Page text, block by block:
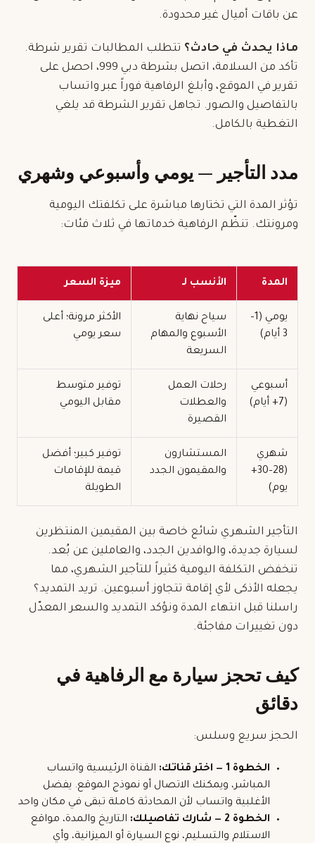
عن باقات أميال غير محدودة.
ماذا يحدث في حادث؟ تتطلب المطالبات تقرير شرطة.
تأكد من السلامة، اتصل بشرطة دبي 999، احصل على
تقرير في الموقع، وأبلغ الرفاهية فوراً عبر واتساب
بالتفاصيل والصور. تجاهل تقرير الشرطة قد يلغي
التغطية بالكامل.
مدد التأجير — يومي وأسبوعي وشهري
تؤثر المدة التي تختارها مباشرة على تكلفتك اليومية
ومرونتك. تنظّم الرفاهية خدماتها في ثلاث فئات:
المدة الأنسب لـ ميزة السعر
يومي (1–
3 أيام)
سياح نهاية
الأسبوع والمهام
السريعة
الأكثر مرونة؛ أعلى
سعر يومي
أسبوعي
(7+ أيام)
رحلات العمل
والعطلات
القصيرة
توفير متوسط
مقابل اليومي
شهري
(28–30+
يوم)
المستشارون
والمقيمون الجدد
توفير كبير؛ أفضل
قيمة للإقامات
الطويلة
التأجير الشهري شائع خاصة بين المقيمين المنتظرين
لسيارة جديدة، والوافدين الجدد، والعاملين عن بُعد.
تنخفض التكلفة اليومية كثيراً للتأجير الشهري، مما
يجعله الأذكى لأي إقامة تتجاوز أسبوعين. تريد التمديد؟
راسلنا قبل انتهاء المدة ونؤكد التمديد والسعر المعدّل
دون تغييرات مفاجئة.
كيف تحجز سيارة مع الرفاهية في
دقائق
الحجز سريع وسلس:
الخطوة 1 — اختر قناتك:
القناة الرئيسية واتساب
المباشر، ويمكنك الاتصال أو نموذج الموقع. يفضل
الأغلبية واتساب لأن المحادثة كاملة تبقى في مكان واحد
الخطوة 2 — شارك تفاصيلك:
التاريخ والمدة، مواقع
الاستلام والتسليم، نوع السيارة أو الميزانية، وأي